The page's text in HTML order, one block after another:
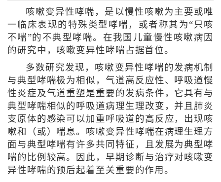
咳嗽变异性哮喘，是以慢性咳嗽为主要或唯
一临床表现的特殊类型哮喘，或者称其为“只咳
不喘”的不典型哮喘。在我国儿童慢性咳嗽病因
的研究中，咳嗽变异性哮喘占据首位。
多数研究发现，咳嗽变异性哮喘的发病机制
与典型哮喘极为相似，气道高反应性、呼吸道慢
性炎症及气道重塑是重要的发病条件，它具有与
典型哮喘相似的呼吸道病理生理改变，并且肺炎
支原体的感染可以加重呼吸道的高反应，出现咳
嗽和（或）喘息。咳嗽变异性哮喘在病理生理方
面与典型哮喘有许多共同特征，且发展为典型哮
喘的比例较高。因此，早期诊断与治疗对咳嗽变
异性哮喘的预后起着至关重要的作用。